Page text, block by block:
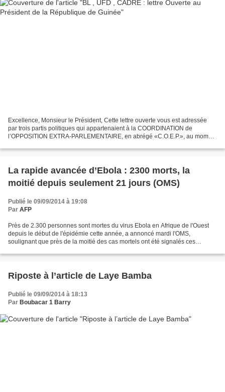
Excellence, Monsieur le Président, Cette lettre ouverte vous est adressée
par trois partis politiques qui appartenaient à la COORDINATION de
l’OPPOSITION EXTRA-PARLEMENTAIRE, en abrégé «C.O.E.P.», au moment
La rapide avancée d’Ebola : 2300 morts, la
moitié depuis seulement 21 jours (OMS)
Publié le 09/09/2014 à 19:08
Par AFP
Près de 2.300 personnes sont mortes du virus Ebola en Afrique de l'Ouest
depuis le début de l'épidémie cette année, a annoncé mardi l'OMS,
soulignant que près de la moitié des cas mortels ont été signalés ces
Riposte à l’article de Laye Bamba
Publié le 09/09/2014 à 18:13
Par Boubacar 1 Barry